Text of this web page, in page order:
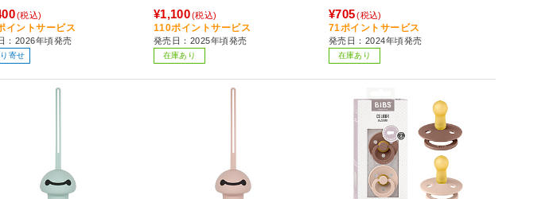
(税込)
イントサービス
：2026年頃発売
寄せ
¥1,100(税込)
110ポイントサービス
発売日：2025年頃発売
在庫あり
¥705 (税込)
71ポイントサービス
発売日：2024年頃発売
在庫あり